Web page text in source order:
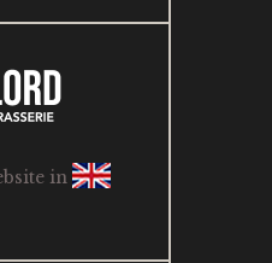
in